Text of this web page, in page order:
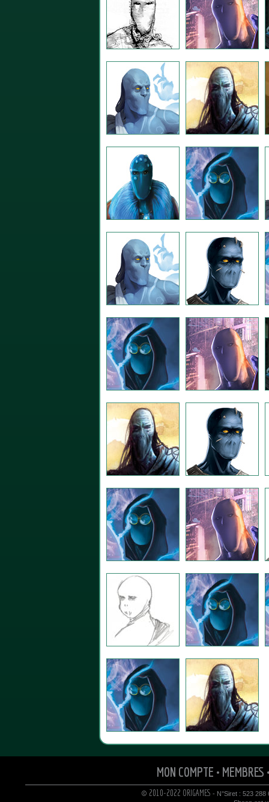
MON COMPTE • MEMBRES
© 2010-2022 ORIGAMES - N°Siret : 523 288